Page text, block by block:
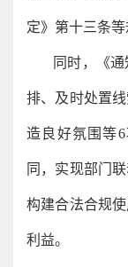
定》第十三条等
同时，《
排、及时处置
造良好氛围等
同，实现部门
构建合法合规
利益。